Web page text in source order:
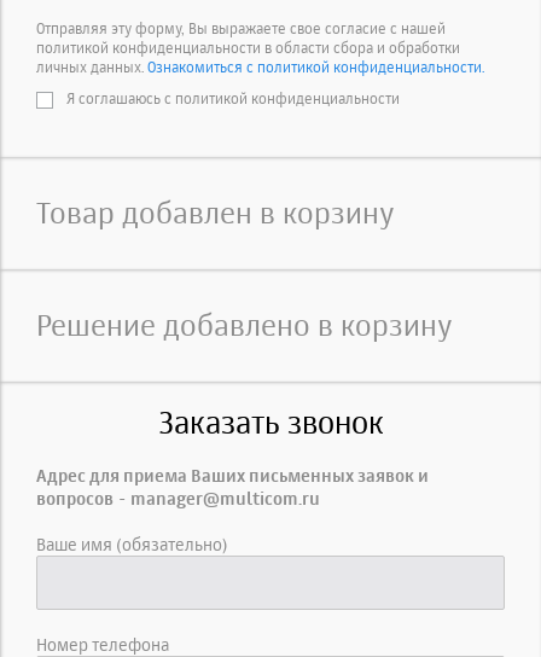
Отправляя эту форму, Вы выражаете свое согласие с нашей
политикой конфиденциальности в области сбора и обработки
личных данных. Ознакомиться с политикой конфиденциальности.
Я соглашаюсь с политикой конфиденциальности
Товар добавлен в корзину
Решение добавлено в корзину
Заказать звонок
Адрес для приема Ваших письменных заявок и
вопросов - manager@multicom.ru
Ваше имя (обязательно)
Номер телефона